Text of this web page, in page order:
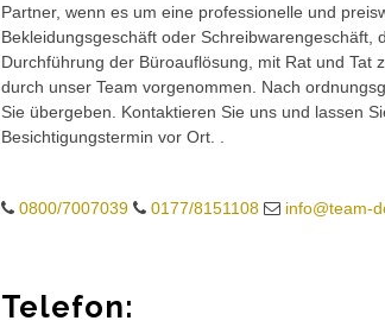
Partner, wenn es um eine professionelle und
Bekleidungsgeschäft oder
Durchführung der Büroauflösung, mit Rat und Tat
durch unser Team vorgenommen. Nach
Sie übergeben. Kontaktieren Sie uns und lassen
Besichtigungstermin vor Ort. .
0800/7007039 0177/8151108 info@team-
Telefon: